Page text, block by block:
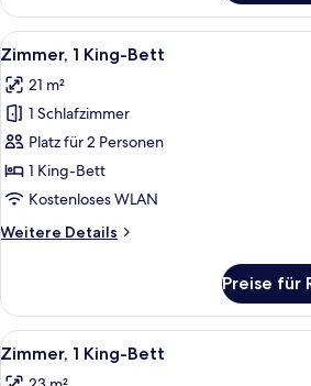
1
Doppelbett
Alle
Fotos
für
Zimmer,
1 King-
Bett
anzeigen
Ein
8
Zimmer, 1 King-Bett
21 m²
1 Schlafzimmer
Platz für 2 Personen
1 King-Bett
Kostenloses WLAN
Weitere Details
Weitere
1 King-
Bett
Preise für
Alle
Fotos
Ein
14
Zimmer, 1 King-Bett